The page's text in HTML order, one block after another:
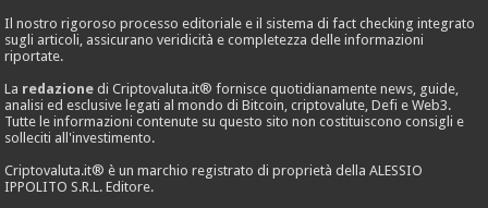
Il nostro rigoroso processo editoriale e il sistema di fact checking integrato
sugli articoli, assicurano veridicità e completezza delle informazioni
riportate.
La redazione di Criptovaluta.it® fornisce quotidianamente news, guide,
analisi ed esclusive legati al mondo di Bitcoin, criptovalute, Defi e Web3.
Tutte le informazioni contenute su questo sito non costituiscono consigli e
solleciti all'investimento.
Criptovaluta.it® è un marchio registrato di proprietà della ALESSIO
IPPOLITO S.R.L. Editore.